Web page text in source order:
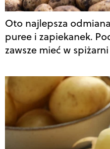
Oto najlepsza
puree i zapiekanek.
zawsze mieć w spiżarni